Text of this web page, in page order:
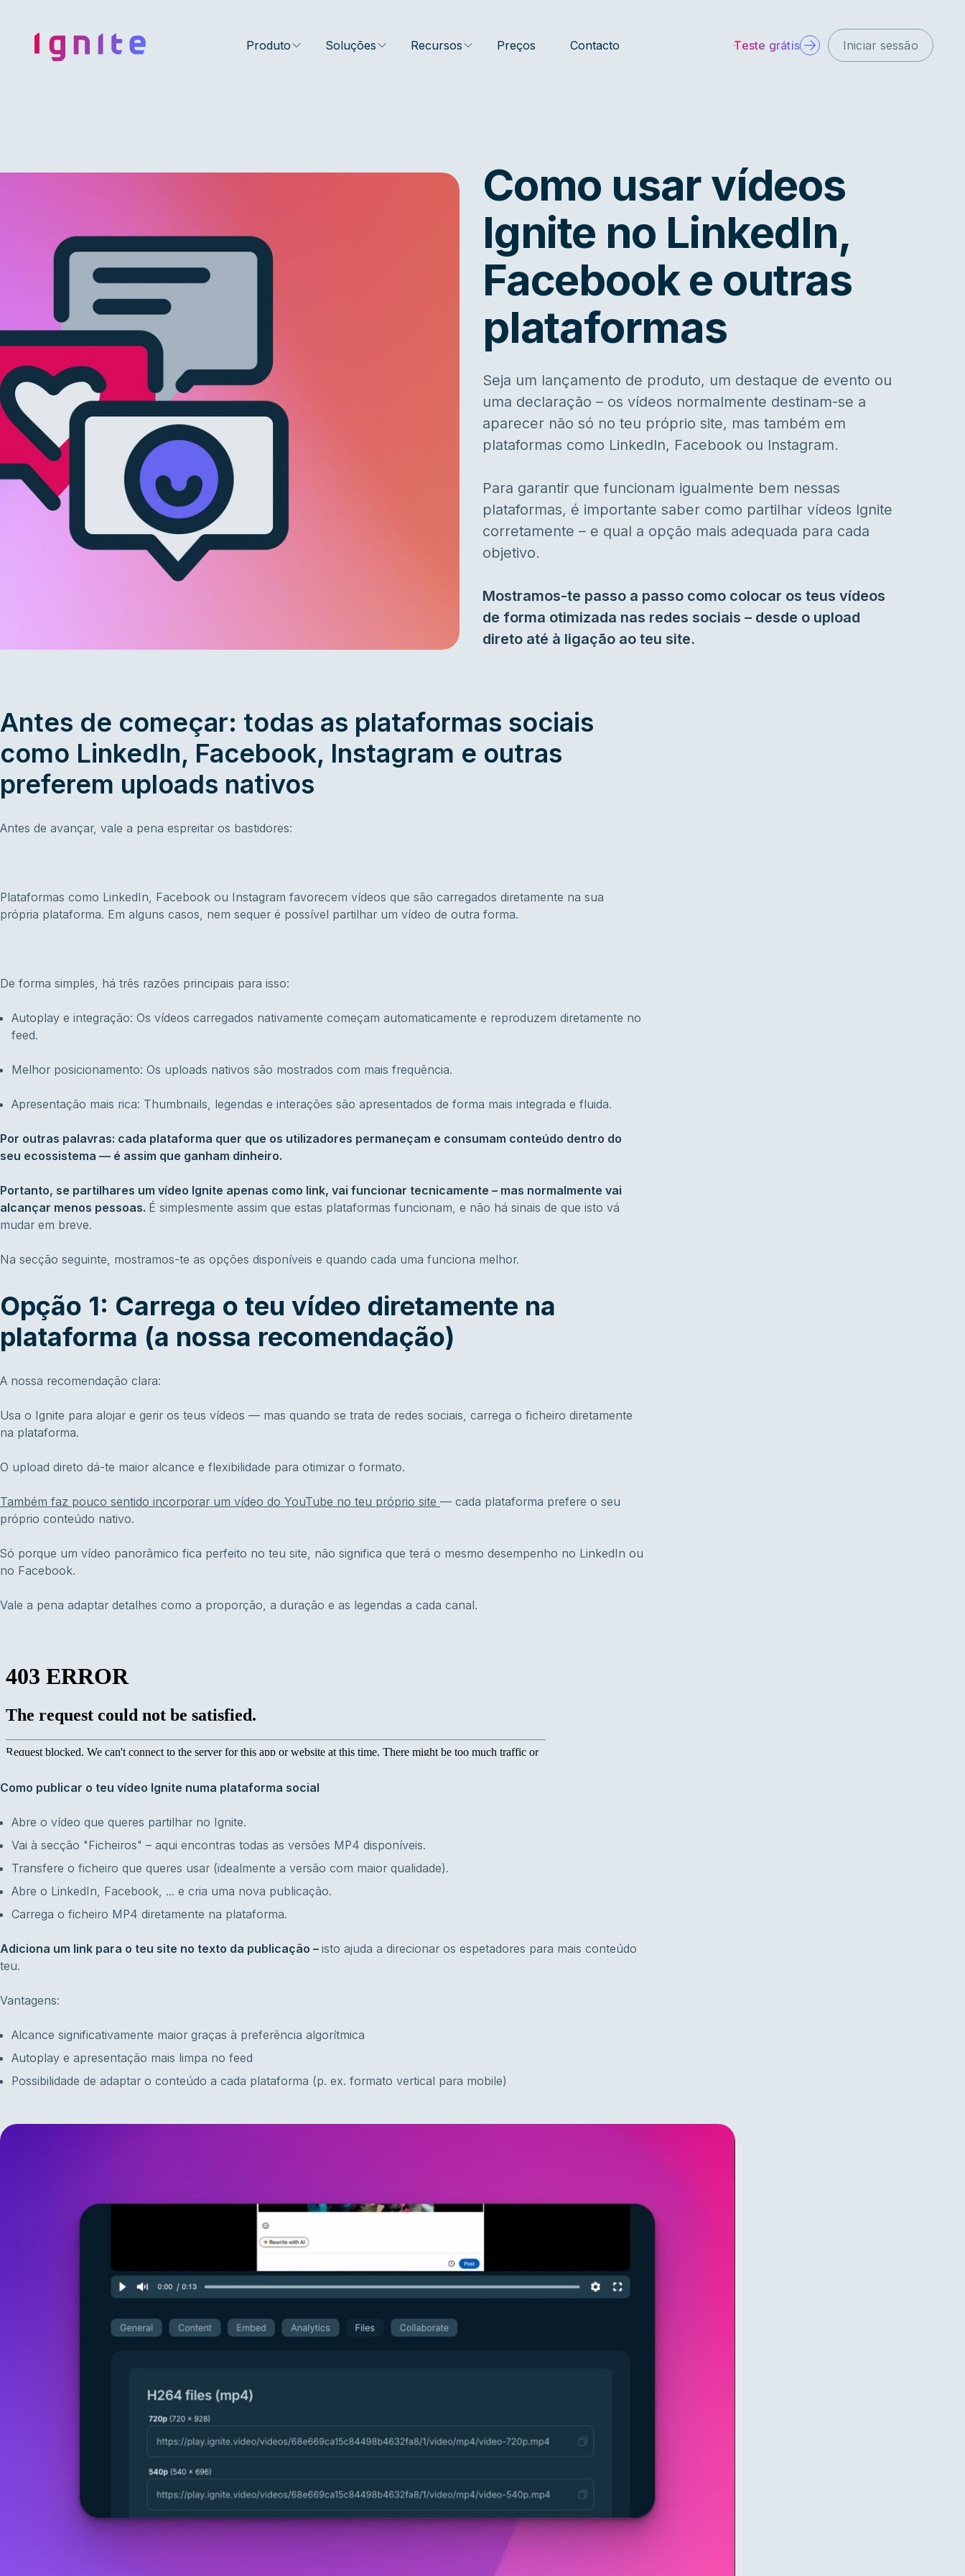
Ignite • Video Experience Cloud Produto Soluções Recursos Preços Contacto Teste grátis Iniciar sessão
Como usar vídeos
Ignite no LinkedIn,
Facebook e outras
plataformas
Seja um lançamento de produto, um destaque de evento ou
uma declaração – os vídeos normalmente destinam-se a
aparecer não só no teu próprio site, mas também em
plataformas como LinkedIn, Facebook ou Instagram.
Para garantir que funcionam igualmente bem nessas
plataformas, é importante saber como partilhar vídeos Ignite
corretamente – e qual a opção mais adequada para cada
objetivo.
Mostramos-te passo a passo como colocar os teus vídeos
de forma otimizada nas redes sociais – desde o upload
direto até à ligação ao teu site.
Antes de começar: todas as plataformas sociais
como LinkedIn, Facebook, Instagram e outras
preferem uploads nativos
Antes de avançar, vale a pena espreitar os bastidores:
Plataformas como LinkedIn, Facebook ou Instagram favorecem vídeos que são carregados diretamente na sua
própria plataforma. Em alguns casos, nem sequer é possível partilhar um vídeo de outra forma.
De forma simples, há três razões principais para isso:
Autoplay e integração: Os vídeos carregados nativamente começam automaticamente e reproduzem diretamente no
feed.
Melhor posicionamento: Os uploads nativos são mostrados com mais frequência.
Apresentação mais rica: Thumbnails, legendas e interações são apresentados de forma mais integrada e fluida.
Por outras palavras: cada plataforma quer que os utilizadores permaneçam e consumam conteúdo dentro do
seu ecossistema — é assim que ganham dinheiro.
Portanto, se partilhares um vídeo Ignite apenas como link, vai funcionar tecnicamente – mas normalmente vai
alcançar menos pessoas. É simplesmente assim que estas plataformas funcionam, e não há sinais de que isto vá
mudar em breve.
Na secção seguinte, mostramos-te as opções disponíveis e quando cada uma funciona melhor.
Opção 1: Carrega o teu vídeo diretamente na
plataforma (a nossa recomendação)
A nossa recomendação clara:
Usa o Ignite para alojar e gerir os teus vídeos — mas quando se trata de redes sociais, carrega o ficheiro diretamente
na plataforma.
O upload direto dá-te maior alcance e flexibilidade para otimizar o formato.
Também faz pouco sentido incorporar um vídeo do YouTube no teu próprio site — cada plataforma prefere o seu
próprio conteúdo nativo.
Só porque um vídeo panorâmico fica perfeito no teu site, não significa que terá o mesmo desempenho no LinkedIn ou
no Facebook.
Vale a pena adaptar detalhes como a proporção, a duração e as legendas a cada canal.
Como publicar o teu vídeo Ignite numa plataforma social
Abre o vídeo que queres partilhar no Ignite.
Vai à secção "Ficheiros" – aqui encontras todas as versões MP4 disponíveis.
Transfere o ficheiro que queres usar (idealmente a versão com maior qualidade).
Abre o LinkedIn, Facebook, ... e cria uma nova publicação.
Carrega o ficheiro MP4 diretamente na plataforma.
Adiciona um link para o teu site no texto da publicação – isto ajuda a direcionar os espetadores para mais conteúdo
teu.
Vantagens:
Alcance significativamente maior graças à preferência algorítmica
Autoplay e apresentação mais limpa no feed
Possibilidade de adaptar o conteúdo a cada plataforma (p. ex. formato vertical para mobile)